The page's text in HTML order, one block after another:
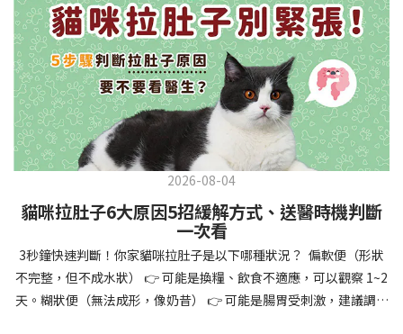
透過基礎訓練，幼犬能學會家居規則，避免危險行為和破壞家具。
像是「不」和「放下」等指令可以阻止幼犬咬電線或誤食有害物
質，有效降低居家意外風險。規律的如廁訓練則能養成良好衛生習
慣，讓家中環境保持乾淨舒適。增強溝通與信任關係訓練過程就像
建立一種共同語言，幫助你和幼犬更好地理解彼此。當幼犬學會回
應你的指令，不只增加了互動機會，也建立了主人作為領導者的地
位。正向獎勵式訓練更能培養幼犬對你的信任感，強化情感連結，
創造更和諧的相處模式。培養社交技能與適應能力及早接觸各種環
境和刺激，能幫助幼犬成長為自信穩定的成犬。適當的社會化訓練
讓牠們學會如何與其他狗狗、動物和人類和平相處，減少恐懼或攻
擊行為。這種適應能力使幼犬未來能從容面對獸醫檢查、美容
salon、寄宿或旅行等各種情境，大大提升生活品質。 訓練幼犬不只
是教會指令，更是塑造性格和習慣的過程！ 透過耐心且一致的訓
練，你不僅能擁有一隻聽話的好狗狗，更能建立起相互尊重的終身
2026-08-04
貓咪拉肚子6大原因5招緩解方式、送醫時機判斷
一次看
3秒鐘快速判斷！你家貓咪拉肚子是以下哪種狀況？ 偏軟便（形狀
不完整，但不成水狀） 👉 可能是換糧、飲食不適應，可以觀察 1~2
天。糊狀便（無法成形，像奶昔） 👉 可能是腸胃受刺激，建議調整